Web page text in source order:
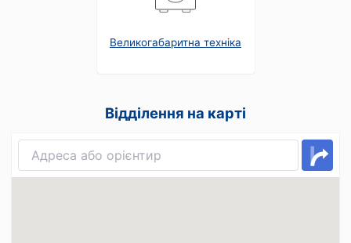
Великогабаритна техніка
Відділення на карті